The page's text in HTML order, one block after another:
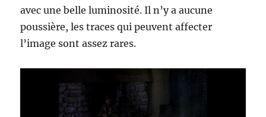
avec une belle luminosité. Il n’y a aucune
poussière, les traces qui peuvent affecter
l’image sont assez rares.